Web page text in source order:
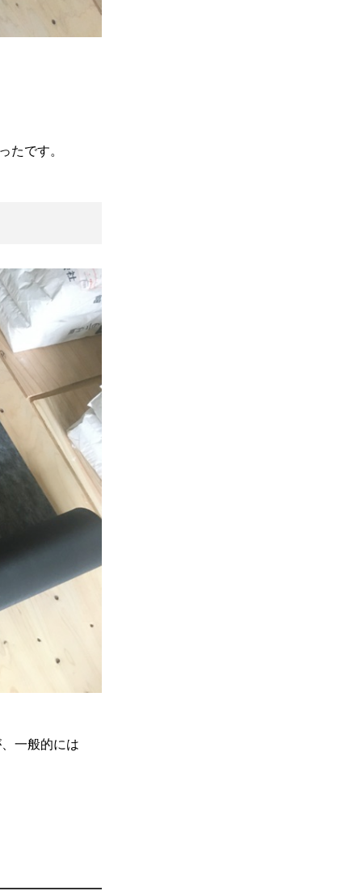
たです。
一般的には